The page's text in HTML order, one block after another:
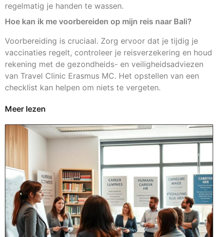
regelmatig je handen te wassen.
Hoe kan ik me voorbereiden op mijn reis naar Bali?
Voorbereiding is cruciaal. Zorg ervoor dat je tijdig je
vaccinaties regelt, controleer je reisverzekering en houd
rekening met de gezondheids- en veiligheidsadviezen
van Travel Clinic Erasmus MC. Het opstellen van een
checklist kan helpen om niets te vergeten.
Meer lezen